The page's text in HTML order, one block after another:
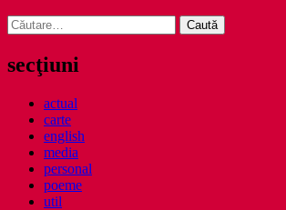
Caută
după:
secţiuni
actual
carte
english
media
personal
poeme
util